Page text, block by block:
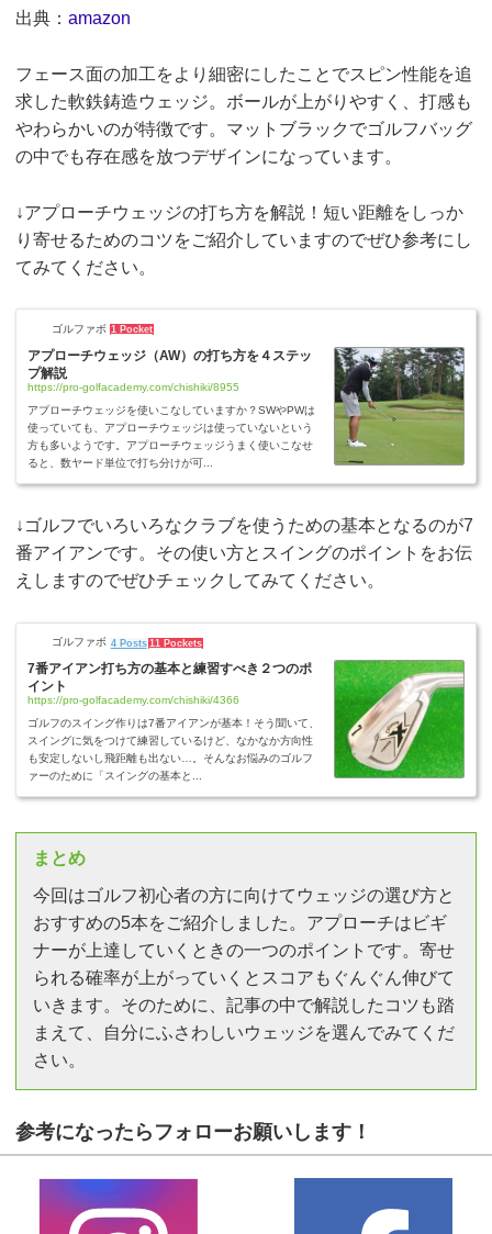
出典： amazon
フェース面の加工をより細密にしたことでスピン性能を追
求した軟鉄鋳造ウェッジ。ボールが上がりやすく、打感も
やわらかいのが特徴です。マットブラックでゴルフバッグ
の中でも存在感を放つデザインになっています。
↓アプローチウェッジの打ち方を解説！短い距離をしっか
り寄せるためのコツをご紹介していますのでぜひ参考にし
てみてください。
ゴルファボ 1 Pocket
アプローチウェッジ（AW）の打ち方を４ステッ
プ解説
https://pro-golfacademy.com/chishiki/8955
アプローチウェッジを使いこなしていますか？SWやPWは
使っていても、アプローチウェッジは使っていないという
方も多いようです。アプローチウェッジうまく使いこなせ
ると、数ヤード単位で打ち分けが可...
↓ゴルフでいろいろなクラブを使うための基本となるのが7
番アイアンです。その使い方とスイングのポイントをお伝
えしますのでぜひチェックしてみてください。
ゴルファボ 4 Posts 11 Pockets
7番アイアン打ち方の基本と練習すべき２つのポ
イント
https://pro-golfacademy.com/chishiki/4366
ゴルフのスイング作りは7番アイアンが基本！そう聞いて、
スイングに気をつけて練習しているけど、なかなか方向性
も安定しないし飛距離も出ない…。そんなお悩みのゴルフ
ァーのために「スイングの基本と...
まとめ
今回はゴルフ初心者の方に向けてウェッジの選び方と
おすすめの5本をご紹介しました。アプローチはビギ
ナーが上達していくときの一つのポイントです。寄せ
られる確率が上がっていくとスコアもぐんぐん伸びて
いきます。そのために、記事の中で解説したコツも踏
まえて、自分にふさわしいウェッジを選んでみてくだ
さい。
参考になったらフォローお願いします！